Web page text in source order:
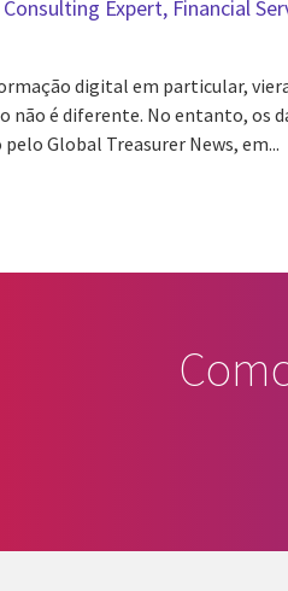
Expert, Financial
digital em particular,
não é diferente. No entanto, os
Global Treasurer News, em...